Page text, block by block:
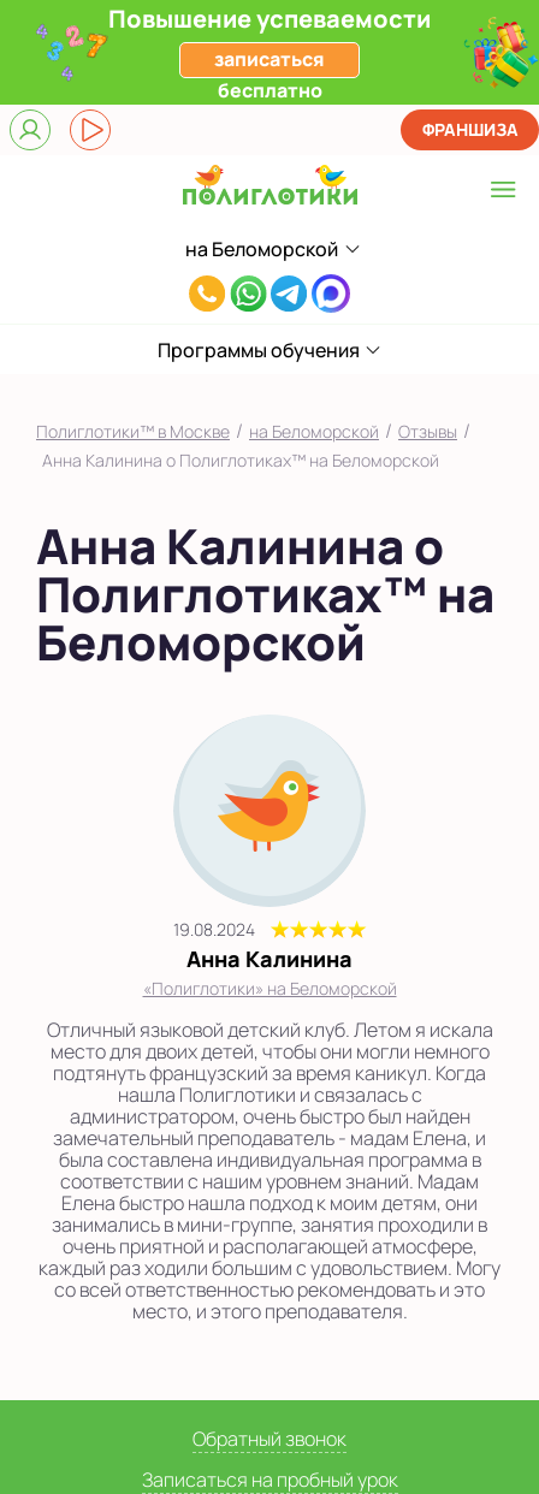
Повышение успеваемости
записаться
бесплатно
на Беломорской
Выберите центр
Верхние Лихоборы
ЖК Прокшино
Фили
в Южном Бутово
во Внуково
на Беломорской
на Коломенской
в Московской
области
Показать на карте
Выбрать другой город
8(985)801-
33
ФРАНШИЗА
Программы обучения
Полиглотики™ в Москве / на Беломорской / Отзывы /
Анна Калинина о Полиглотиках™ на Беломорской
Анна Калинина о
Полиглотиках™ на
Беломорской
19.08.2024
Анна Калинина
«Полиглотики» на Беломорской
Отличный языковой детский клуб. Летом я искала
место для двоих детей, чтобы они могли немного
подтянуть французский за время каникул. Когда
нашла Полиглотики и связалась с
администратором, очень быстро был найден
замечательный преподаватель - мадам Елена, и
была составлена индивидуальная программа в
соответствии с нашим уровнем знаний. Мадам
Елена быстро нашла подход к моим детям, они
занимались в мини-группе, занятия проходили в
очень приятной и располагающей атмосфере,
каждый раз ходили большим с удовольствием. Могу
со всей ответственностью рекомендовать и это
место, и этого преподавателя.
Обратный звонок
Записаться на пробный урок